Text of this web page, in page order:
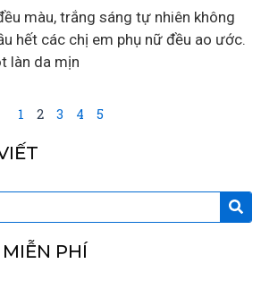
màu, trắng sáng tự nhiên không
hết các chị em phụ nữ đều ao ước.
làn da mịn
1
2 3 4 5
Tìm
PHÍ